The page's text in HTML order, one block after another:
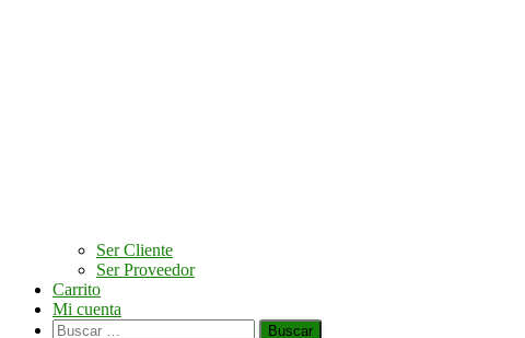
Ser Cliente
Ser Proveedor
Carrito
Mi cuenta
Buscar: